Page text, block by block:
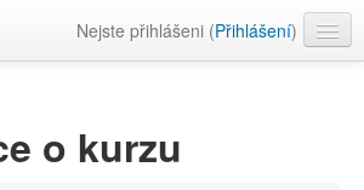
Nejste přihlášeni (Přihlášení)
o kurzu